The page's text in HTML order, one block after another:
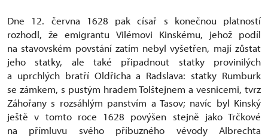
Dne 12. června 1628 pak císař s konečnou platností
rozhodl, že emigrantu Vilémovi Kinskému, jehož podíl
na stavovském povstání zatím nebyl vyšetřen, mají zůstat
jeho statky, ale také připadnout statky provinilých
a uprchlých bratří Oldřicha a Radslava: statky Rumburk
se zámkem, s pustým hradem Tolštejnem a vesnicemi, tvrz
Záhořany s rozsáhlým panstvím a Tasov; navíc byl Kinský
ještě v tomto roce 1628 povýšen stejně jako Trčkové
na přímluvu svého příbuzného vévody Albrechta